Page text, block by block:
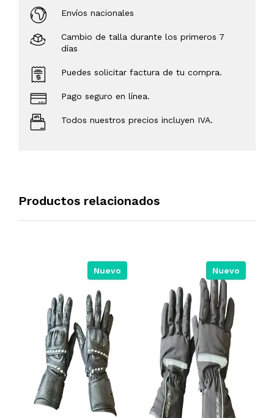
Envíos nacionales
Cambio de talla durante los primeros 7
días
Puedes solicitar factura de tu compra.
Pago seguro en línea.
Todos nuestros precios incluyen IVA.
Productos relacionados
Nuevo Nuevo